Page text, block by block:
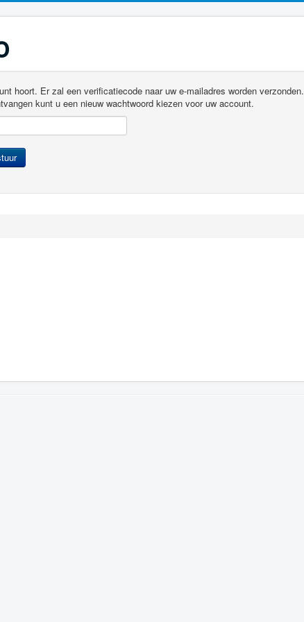
hoort. Er zal een verificatiecode naar uw e-mailadres worden verzonden.
kunt u een nieuw wachtwoord kiezen voor uw account.